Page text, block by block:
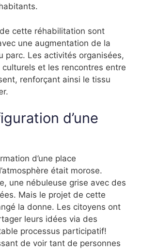
cette réhabilitation sont
une augmentation de la
parc. Les activités organisées,
et les rencontres entre
renforçant ainsi le tissu
d’une
d’une place
était morose.
une nébuleuse grise avec des
Mais le projet de cette
la donne. Les citoyens ont
leurs idées via des
processus participatif!
de voir tant de personnes